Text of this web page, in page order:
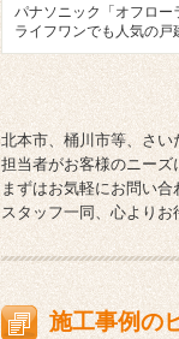
パナソニック「オフロー
ライフワンでも人気の
北本市、桶川市等、さ
担当者がお客様のニー
まずはお気軽にお問い
スタッフ一同、心より
施工事例の